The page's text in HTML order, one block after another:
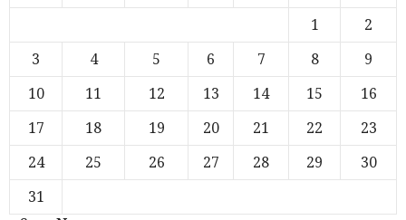
1
2
3
4 5 6 7 8
9
10
11 12 13 14 15
16
17
18 19 20 21 22
23
24
25 26 27 28 29
30
31